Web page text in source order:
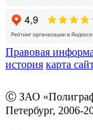
Правовая
история карта
Ⓒ ЗАО
Петербург, 2006-